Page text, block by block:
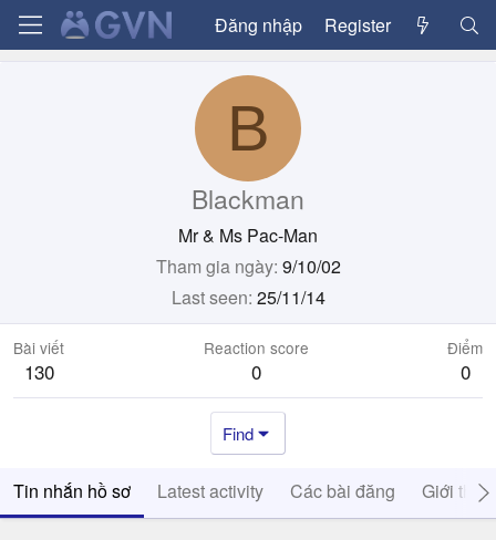
Đăng nhập Register
B
Blackman
Mr & Ms Pac-Man
Tham gia ngày 9/10/02
Last seen 25/11/14
Bài viết
130
Reaction score
0
Điểm
0
Find
Tin nhắn hồ sơ Latest activity Các bài đăng Giới thiệu